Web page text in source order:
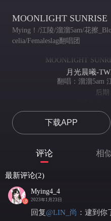
MOONLIGHT SUNRISE
Mying！/江陵/溜溜5am/花擦
celia/Femaleslag翻唱团
MOONLIGHT
月光晨曦-
翻唱：溜溜5am
后
【
I
我保
【
so I
下载APP
评论 相
最新评论(2)
Mying4_4
2023年1月23日
回复@LIN_尚 ： 逮到你